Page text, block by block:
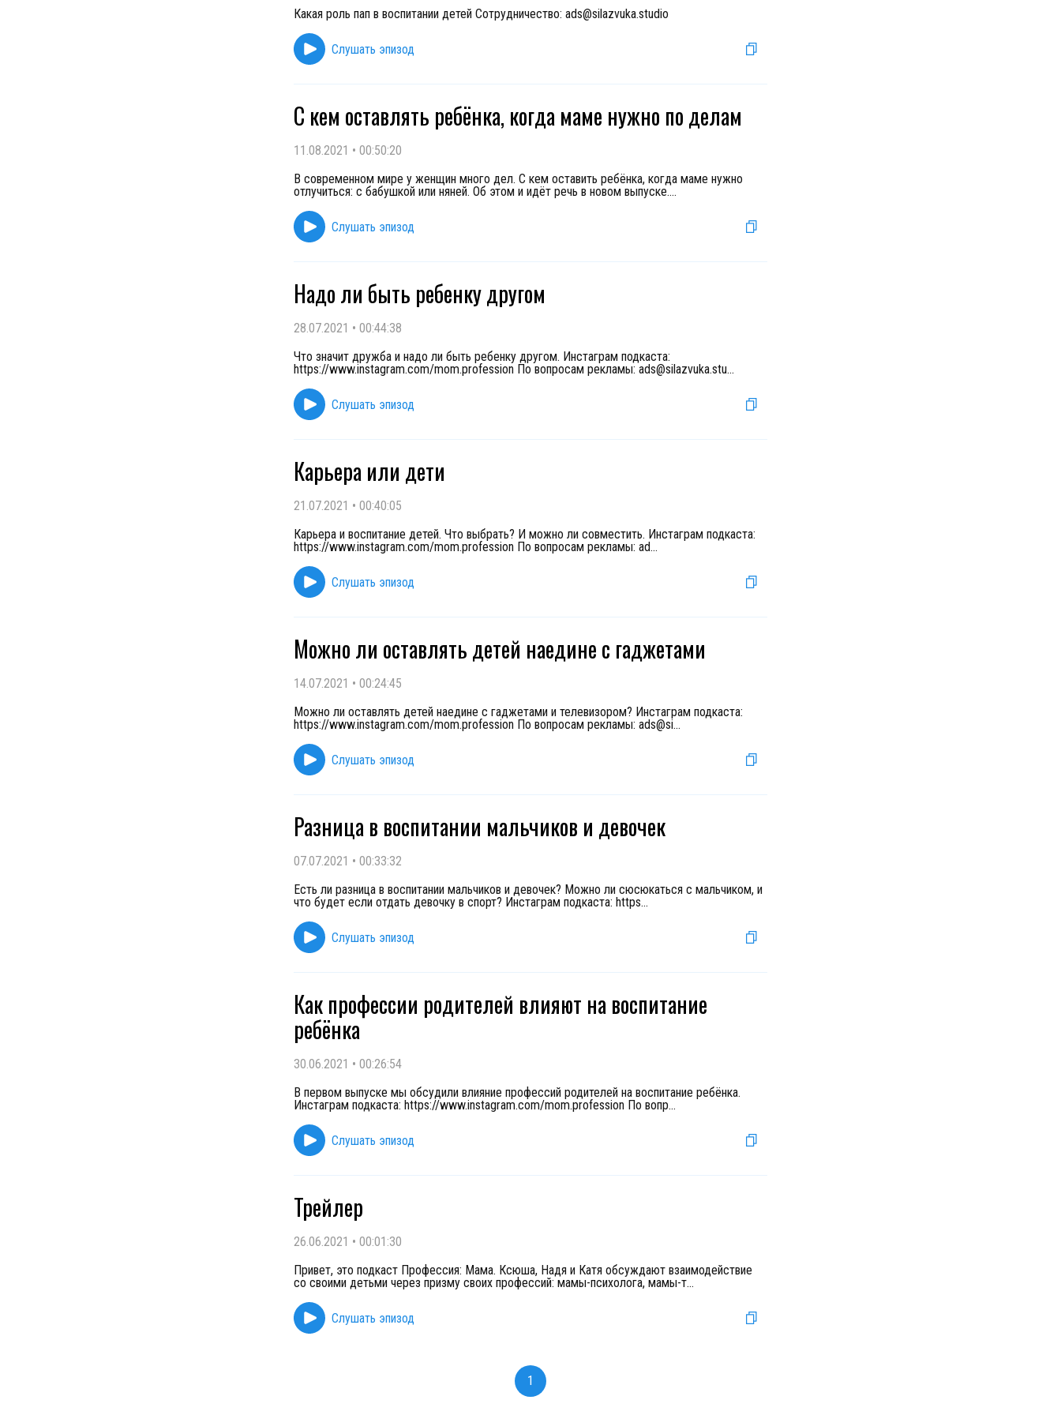
Какая роль пап в воспитании детей Сотрудничество: ads@silazvuka.studio
Слушать эпизод
С кем оставлять ребёнка, когда маме нужно по делам
11.08.2021 • 00:50:20
В современном мире у женщин много дел. С кем оставить ребёнка, когда маме нужно
отлучиться: с бабушкой или няней. Об этом и идёт речь в новом выпуске....
Слушать эпизод
Надо ли быть ребенку другом
28.07.2021 • 00:44:38
Что значит дружба и надо ли быть ребенку другом. Инстаграм подкаста:
https://www.instagram.com/mom.profession По вопросам рекламы: ads@silazvuka.stu...
Слушать эпизод
Карьера или дети
21.07.2021 • 00:40:05
Карьера и воспитание детей. Что выбрать? И можно ли совместить. Инстаграм подкаста:
https://www.instagram.com/mom.profession По вопросам рекламы: ad...
Слушать эпизод
Можно ли оставлять детей наедине с гаджетами
14.07.2021 • 00:24:45
Можно ли оставлять детей наедине с гаджетами и телевизором? Инстаграм подкаста:
https://www.instagram.com/mom.profession По вопросам рекламы: ads@si...
Слушать эпизод
Разница в воспитании мальчиков и девочек
07.07.2021 • 00:33:32
Есть ли разница в воспитании мальчиков и девочек? Можно ли сюсюкаться с мальчиком, и
что будет если отдать девочку в спорт? Инстаграм подкаста: https...
Слушать эпизод
Как профессии родителей влияют на воспитание
ребёнка
30.06.2021 • 00:26:54
В первом выпуске мы обсудили влияние профессий родителей на воспитание ребёнка.
Инстаграм подкаста: https://www.instagram.com/mom.profession По вопр...
Слушать эпизод
Трейлер
26.06.2021 • 00:01:30
Привет, это подкаст Профессия: Мама. Ксюша, Надя и Катя обсуждают взаимодействие
со своими детьми через призму своих профессий: мамы-психолога, мамы-т...
Слушать эпизод
1